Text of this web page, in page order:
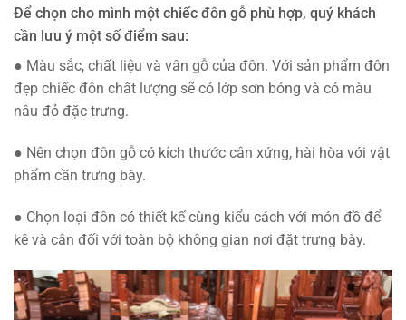
Để chọn cho mình một chiếc đôn gỗ phù hợp, quý khách
cần lưu ý một số điểm sau:
● Màu sắc, chất liệu và vân gỗ của đôn. Với sản phẩm đôn
đẹp chiếc đôn chất lượng sẽ có lớp sơn bóng và có màu
nâu đỏ đặc trưng.
● Nên chọn đôn gỗ có kích thước cân xứng, hài hòa với vật
phẩm cần trưng bày.
● Chọn loại đôn có thiết kế cùng kiểu cách với món đồ để
kê và cân đối với toàn bộ không gian nơi đặt trưng bày.